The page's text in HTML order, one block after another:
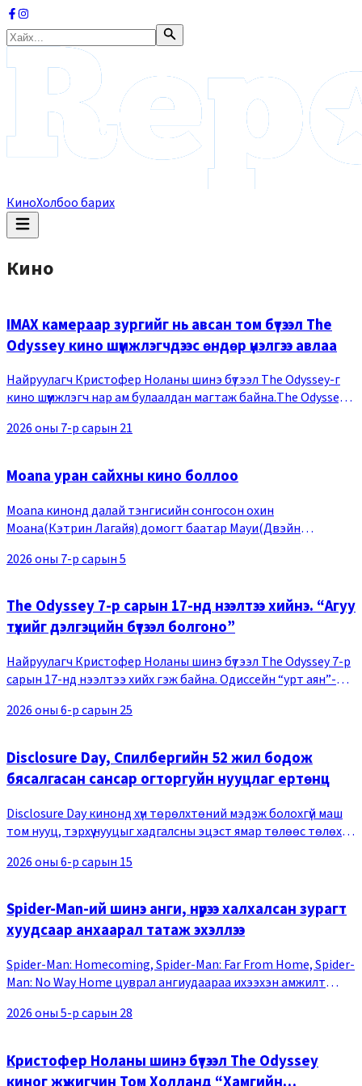
КиноХолбоо барих
Кино
IMAX камераар зургийг нь авсан том бүтээл The
Odyssey кино шүүмжлэгчдээс өндөр үнэлгээ авлаа
Найруулагч Кристофер Ноланы шинэ бүтээл The Odyssey-г
кино шүүмжлэгч нар ам булаалдан магтаж байна.The Odyssey
бүтээсэн кино бөгөөд Кристофер Нола
2026 оны 7-р сарын 21
Moana уран сайхны кино боллоо
Moana кинонд далай тэнгисийн сонгосон охин
Моана(Кэтрин Лагайя) домогт баатар Мауи(Двэйн
далайн аянд гарч байгаа тухай өгүүлдэг бөгөөд, Moana хүүхэлд
2026 оны 7-р сарын 5
The Odyssey 7-р сарын 17-нд нээлтээ хийнэ. “Агуу
түүхийг дэлгэцийн бүтээл болгоно”
Найруулагч Кристофер Ноланы шинэ бүтээл The Odyssey 7-р
сарын 17-нд нээлтээ хийх гэж байна. Одиссейн “урт аян”-ыг
домогт баатар Одиссейн эх нутгаа зо
2026 оны 6-р сарын 25
Disclosure Day, Спилбергийн 52 жил бодож
бясалгасан сансар огторгуйн нууцлаг ертөнц
Disclosure Day кинонд хүн төрөлхтөний мэдэж болохгүй маш
том нууц, тэрхүү нууцыг хадгалсны эцэст ямар төлөөс төлөх
санаанаас сэдэвлэн, Jurassic Park
2026 оны 6-р сарын 15
Spider-Man-ий шинэ анги, нүүрээ халхалсан зурагт
хуудсаар анхаарал татаж эхэллээ
Spider-Man: Homecoming, Spider-Man: Far From Home, Spider-
Man: No Way Home цуврал ангиудаараа ихээхэн амжилт
хийх гэж байна. &nbsp;Саяхан
2026 оны 5-р сарын 28
Кристофер Ноланы шинэ бүтээл The Odyssey
киног жүжигчин Том Холланд “Хамгийн